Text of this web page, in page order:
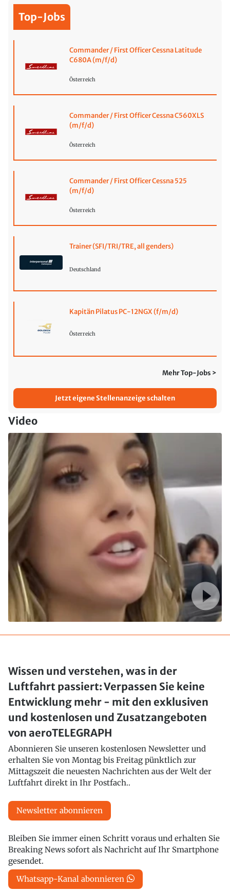
Top-Jobs
Commander / First Officer Cessna Latitude
C680A (m/f/d)
Österreich
Commander / First Officer Cessna C560XLS
(m/f/d)
Österreich
Commander / First Officer Cessna 525
(m/f/d)
Österreich
Trainer (SFI/TRI/TRE, all genders)
Deutschland
Kapitän Pilatus PC-12NGX (f/m/d)
Österreich
Mehr Top-Jobs >
Jetzt eigene Stellenanzeige schalten
Video
Wissen und verstehen, was in der
Luftfahrt passiert: Verpassen Sie keine
Entwicklung mehr - mit den exklusiven
und kostenlosen und Zusatzangeboten
von aeroTELEGRAPH
Abonnieren Sie unseren kostenlosen Newsletter und
erhalten Sie von Montag bis Freitag pünktlich zur
Mittagszeit die neuesten Nachrichten aus der Welt der
Luftfahrt direkt in Ihr Postfach..
Newsletter abonnieren
Bleiben Sie immer einen Schritt voraus und erhalten Sie
Breaking News sofort als Nachricht auf Ihr Smartphone
gesendet.
Whatsapp-Kanal abonnieren